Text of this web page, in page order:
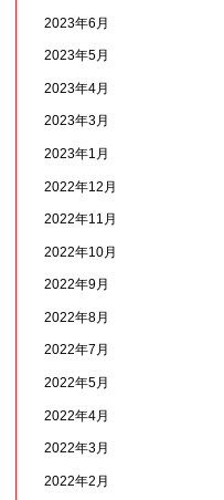
2023年6月
2023年5月
2023年4月
2023年3月
2023年1月
2022年12月
2022年11月
2022年10月
2022年9月
2022年8月
2022年7月
2022年5月
2022年4月
2022年3月
2022年2月